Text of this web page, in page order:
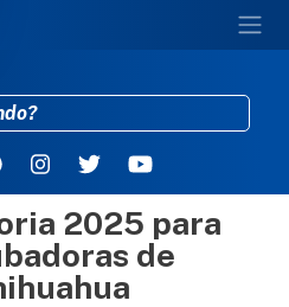
Pasar al contenido principal
2025 para
de